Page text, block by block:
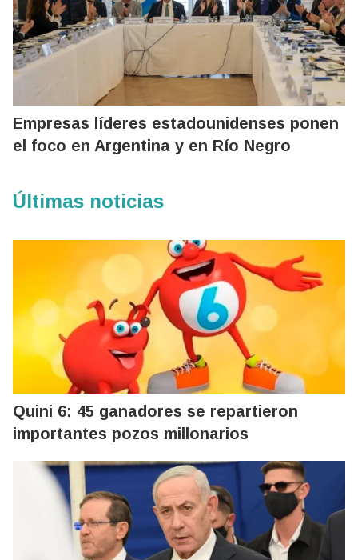
Empresas líderes estadounidenses ponen
el foco en Argentina y en Río Negro
Últimas noticias
Quini 6: 45 ganadores se repartieron
importantes pozos millonarios